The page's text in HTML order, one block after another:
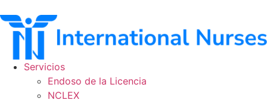
al
contenido
Servicios
Endoso de la Licencia
NCLEX